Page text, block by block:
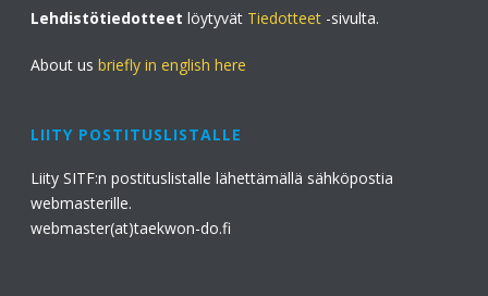
Lehdistötiedotteet löytyvät Tiedotteet -sivulta.
About usbriefly in english here
LIITY POSTITUSLISTALLE
Liity SITF:n postituslistalle lähettämällä sähköpostia
webmasterille.
webmaster(at)taekwon-do.fi